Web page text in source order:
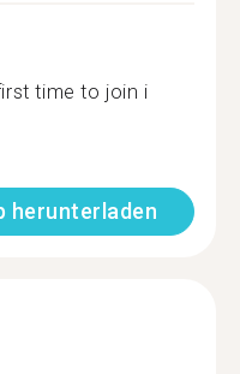
time to join i
herunterladen